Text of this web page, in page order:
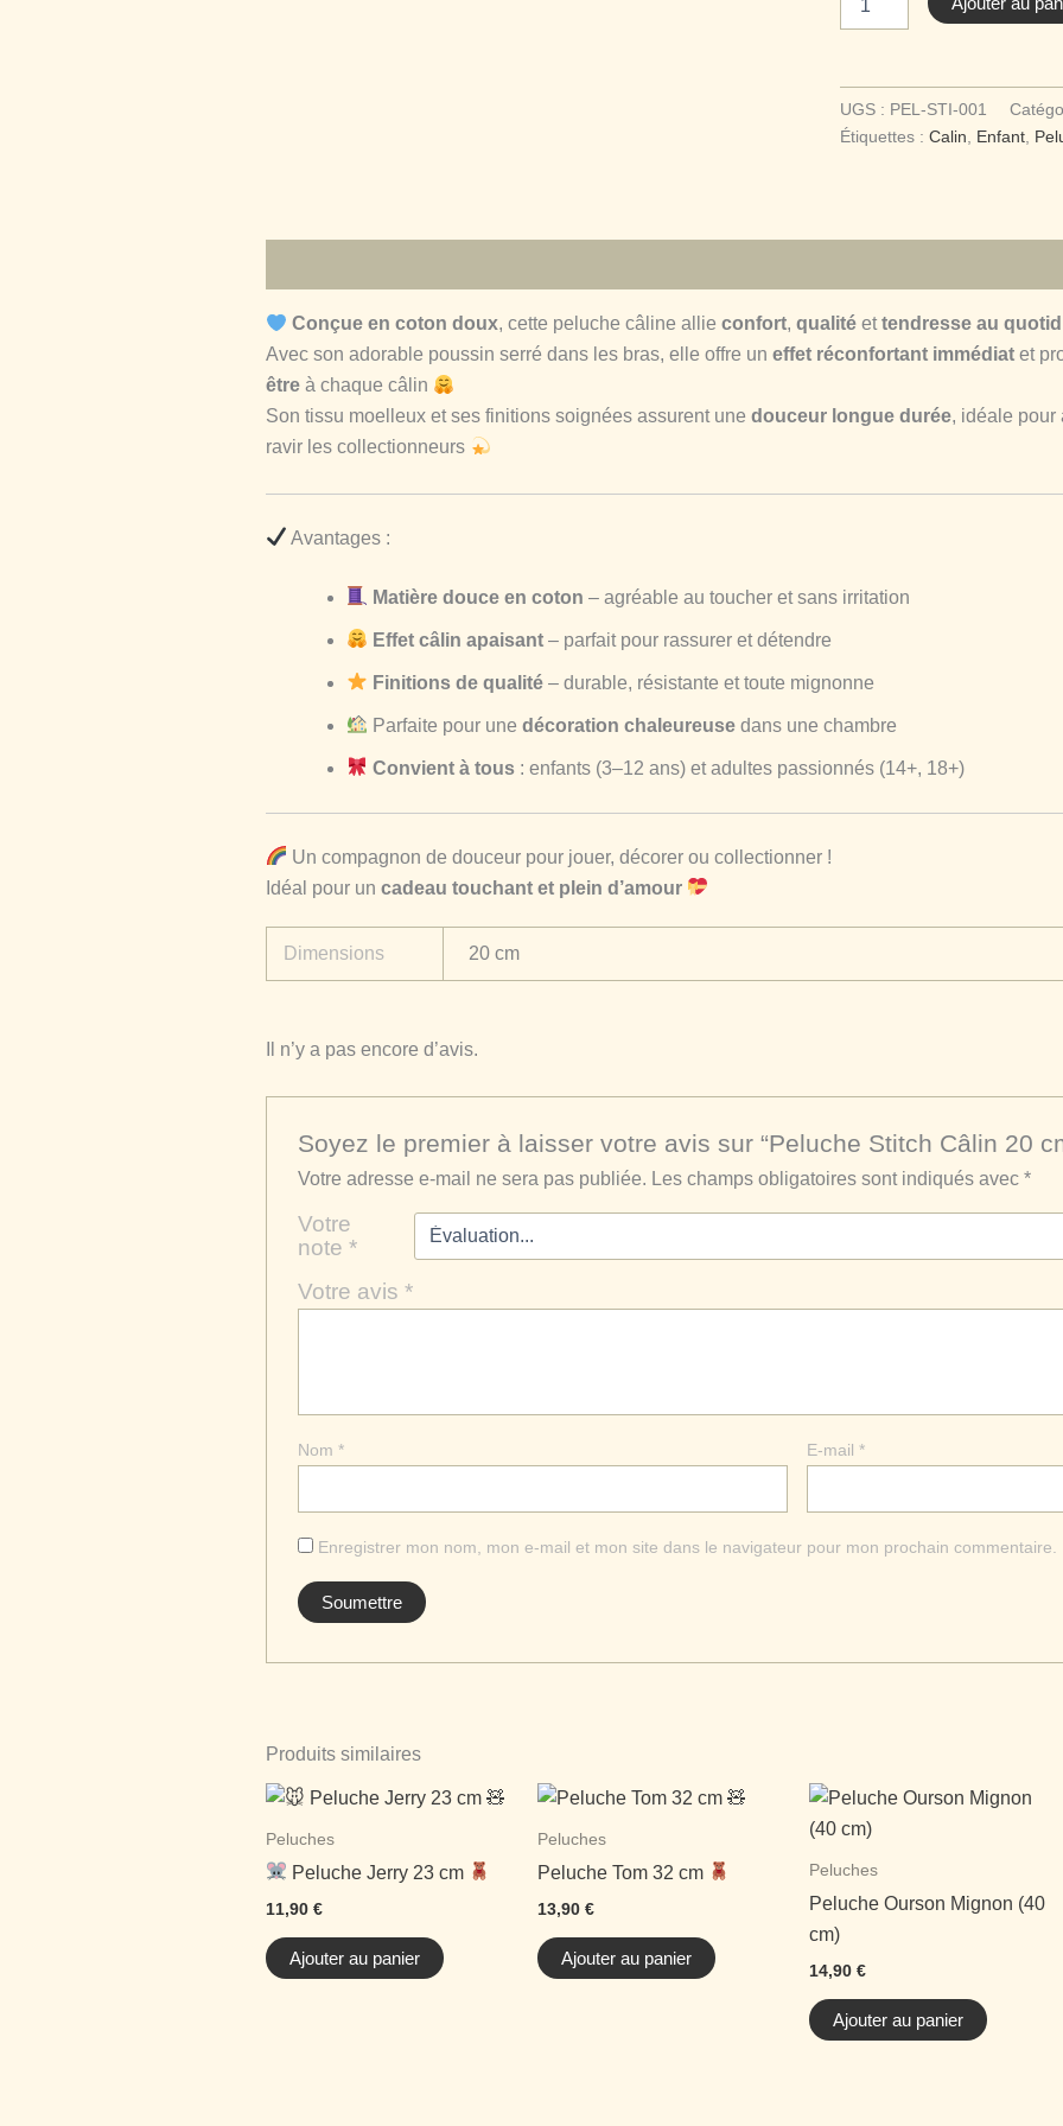
Câlin
20
cm
UGS : PEL-STI-001
Étiquettes : Calin Enfant,
Conçue en coton doux, cette peluche câline allie confort, qualitéettendresse au
Avec son adorable poussin serré dans les bras, elle offre un effet réconfortant immédiatet
êtreà chaque câlin
Son tissu moelleux et ses finitions soignées assurent une douceur longue durée, idéale pour
ravir les collectionneurs
Avantages :
Matière douce en coton – agréable au toucher et sans irritation
Effet câlin apaisant– parfait pour rassurer et détendre
Finitions de qualité– durable, résistante et toute mignonne
Parfaite pour une décoration chaleureusedans une chambre
Convient à tous: enfants (3–12 ans) et adultes passionnés (14+, 18+)
Un compagnon de douceur pour jouer, décorer ou collectionner !
Idéal pour un cadeau touchant et plein d’amour
Dimensions 20 cm
Il n’y a pas encore d’avis.
Soyez le premier à laisser votre avis sur “Peluche Stitch Câlin 20
Votre adresse e-mail ne sera pas publiée. Les champs obligatoires sont indiqués avec*
Votre
note*
Votre avis*
Nom* E-mail*
Enregistrer mon nom, mon e-mail et mon site dans le navigateur pour mon prochain commentaire.
Produits similaires
Peluches
Peluche Jerry 23 cm
11,90 €
Ajouter au panier
Peluches
Peluche Tom 32 cm
13,90 €
Ajouter au panier
Peluches
Peluche Ourson Mignon (40
cm)
14,90 €
Ajouter au panier